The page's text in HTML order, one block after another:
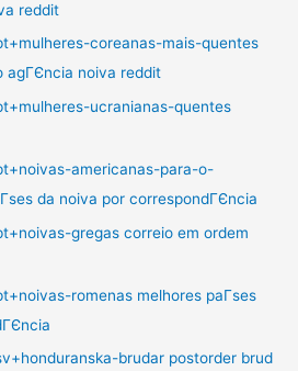
reddit
coreanas-mais-quentes
agГЄncia noiva reddit
ucranianas-quentes
americanas-para-o-
da noiva por correspondГЄncia
gregas correio em ordem
romenas melhores paГ­ses
brudar postorder brud